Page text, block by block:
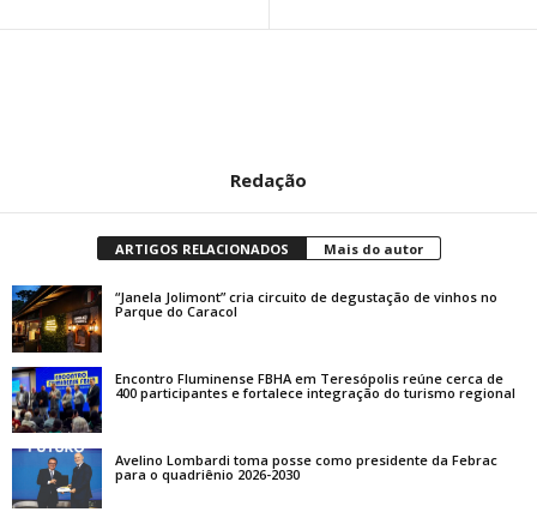
Redação
ARTIGOS RELACIONADOS Mais do autor
“Janela Jolimont” cria circuito de degustação de vinhos no
Parque do Caracol
Encontro Fluminense FBHA em Teresópolis reúne cerca de
400 participantes e fortalece integração do turismo regional
Avelino Lombardi toma posse como presidente da Febrac
para o quadriênio 2026-2030